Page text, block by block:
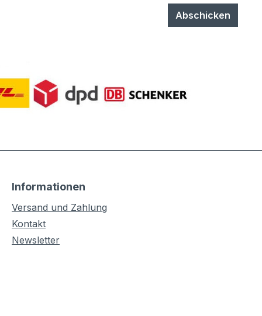
Abschicken
Informationen
Versand und Zahlung
Kontakt
Newsletter